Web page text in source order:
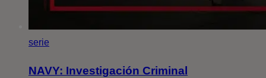
serie
NAVY: Investigación Criminal